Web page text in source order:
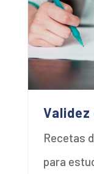
Recetas
para